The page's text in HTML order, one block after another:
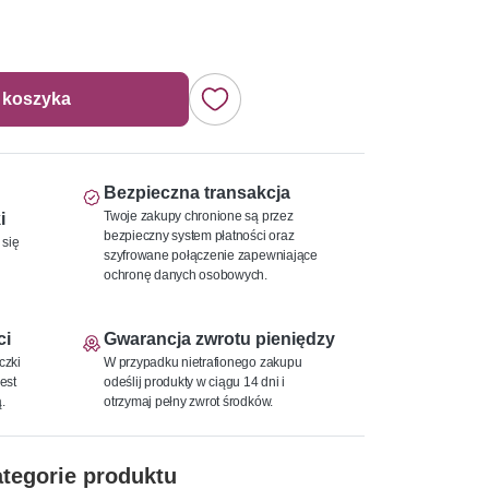
się
Bezpieczna transakcja
Twoje zakupy chronione są przez
bezpieczny system płatności oraz
szyfrowane połączenie zapewniające
ochronę danych osobowych.
Gwarancja zwrotu pieniędzy
W przypadku nietrafionego zakupu
odeślij produkty w ciągu 14 dni i
otrzymaj pełny zwrot środków.
produktu